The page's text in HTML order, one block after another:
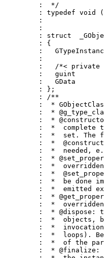
:  */
: typedef void
:
:
: struct
: {
:
:
:   /*< private
:   guint
:   GData
: };
: /**
:  *
:  *
:  *
:  *  complete
:  *  set. The
:  *
:  *  needed,
:  *
:  *
:  *
:  *  be done
:  *  emitted
:  *
:  *
:  * @dispose:
:  *  objects,
:  *
:  *  loops).
:  *  of the
:  *